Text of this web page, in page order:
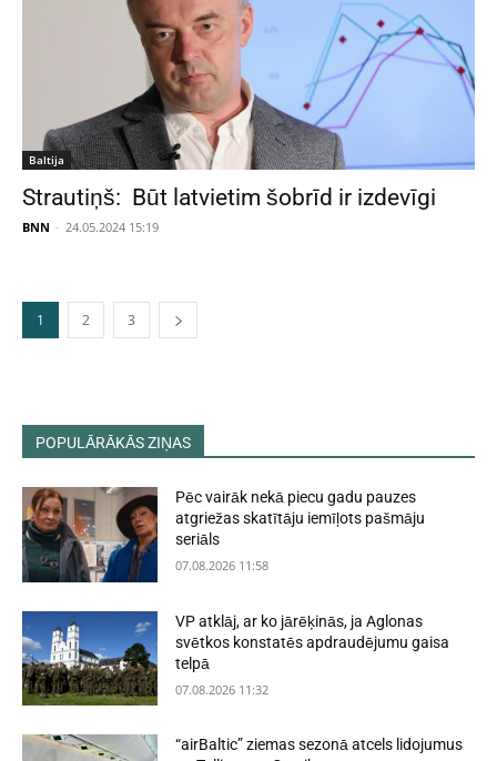
Baltija
Strautiņš: Būt latvietim šobrīd ir izdevīgi
BNN - 24.05.2024 15:19
1 2 3
POPULĀRĀKĀS ZIŅAS
Pēc vairāk nekā piecu gadu pauzes
atgriežas skatītāju iemīļots pašmāju
seriāls
07.08.2026 11:58
VP atklāj, ar ko jārēķinās, ja Aglonas
svētkos konstatēs apdraudējumu gaisa
telpā
07.08.2026 11:32
“airBaltic” ziemas sezonā atcels lidojumus